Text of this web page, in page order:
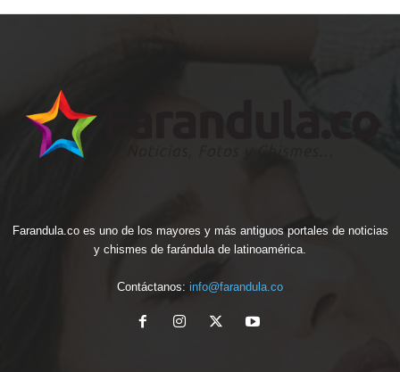
Farandula.co es uno de los mayores y más antiguos portales de noticias
y chismes de farándula de latinoamérica.
Contáctanos: info@farandula.co